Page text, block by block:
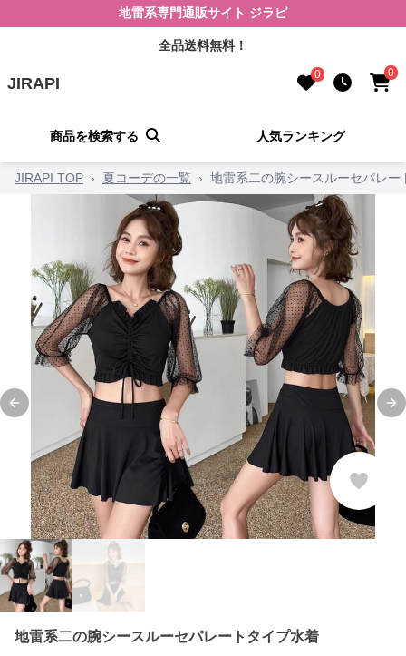
地雷系専門通販サイト ジラピ
全品送料無料！
JIRAPI 0 0
商品を検索する 人気ランキング
JIRAPI TOP › 夏コーデの一覧 › 地雷系二の腕シースルーセパレー
Previous slide
地雷系二の腕シースルーセパレートタイプ水着